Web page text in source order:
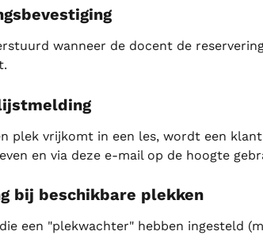
wanneer de docent de
plek vrijkomt in een les, wordt een
en via deze e-mail op de hoogte
bij beschikbare plekken
een "plekwachter" hebben ingesteld